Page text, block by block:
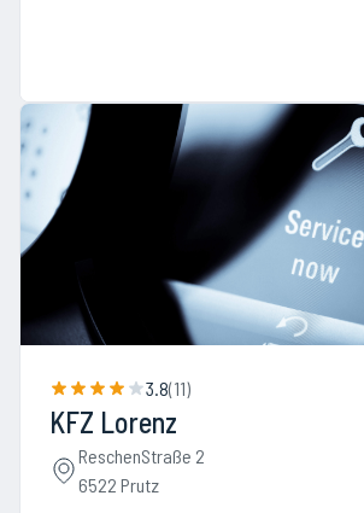
3.8(11)
KFZ Lorenz
ReschenStraße 2
6522 Prutz